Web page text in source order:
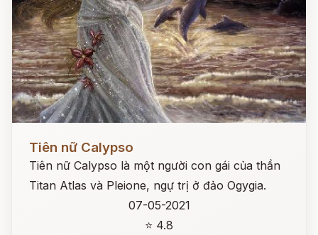
Tiên nữ Calypso
Tiên nữ Calypso là một người con gái của thần
Titan Atlas và Pleione, ngự trị ở đảo Ogygia.
07-05-2021
⭐ 4.8